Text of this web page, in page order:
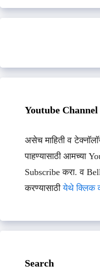
Youtube Channel
असेच माहिती व
पाहण्यासाठी आमच्या
Subscribe करा. व
करण्यासाठीयेथे क्लिक
Search